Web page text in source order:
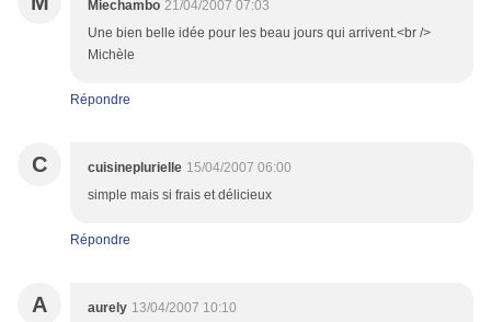
Miechambo 21/04/2007 07:03
Une bien belle idée pour les beau jours qui arrivent.<br />
Michèle
Répondre
C cuisineplurielle 15/04/2007 06:00
simple mais si frais et délicieux
Répondre
A aurely 13/04/2007 10:10